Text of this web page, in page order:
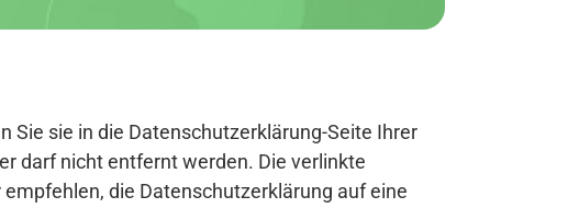
Sie sie in die Datenschutzerklärung-Seite Ihrer
darf nicht entfernt werden. Die verlinkte
die Datenschutzerklärung auf eine